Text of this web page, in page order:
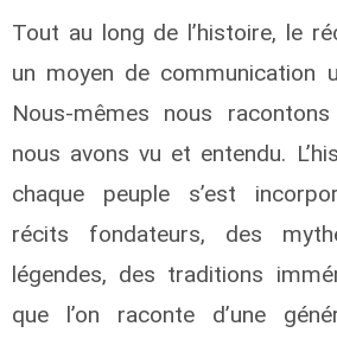
Tout au long de l’histoire, le
un moyen de communication
Nous-mêmes nous
nous avons vu et entendu.
chaque peuple s’est
récits fondateurs, des
légendes, des traditions
que l’on raconte d’une